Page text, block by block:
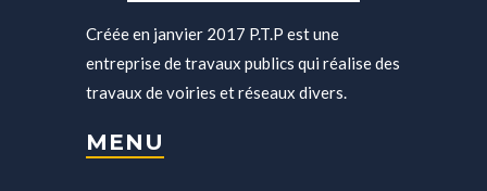
Créée en janvier 2017 P.T.P est une
entreprise de travaux publics qui réalise des
travaux de voiries et réseaux divers.
MENU